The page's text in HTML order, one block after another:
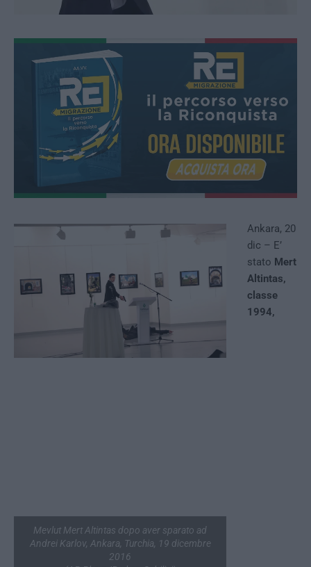
Mevlut Mert Altintas dopo aver sparato ad
Andrei Karlov, Ankara, Turchia, 19 dicembre
2016
Ankara, 20
dic – E’
stato Mert
Altintas,
classe
1994,